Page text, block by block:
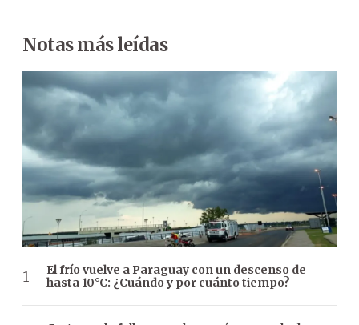
Notas más leídas
El frío vuelve a Paraguay con un descenso de
hasta 10°C: ¿Cuándo y por cuánto tiempo?